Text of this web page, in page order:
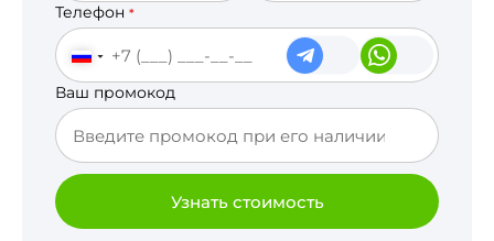
Телефон *
Ваш промокод
Узнать стоимость